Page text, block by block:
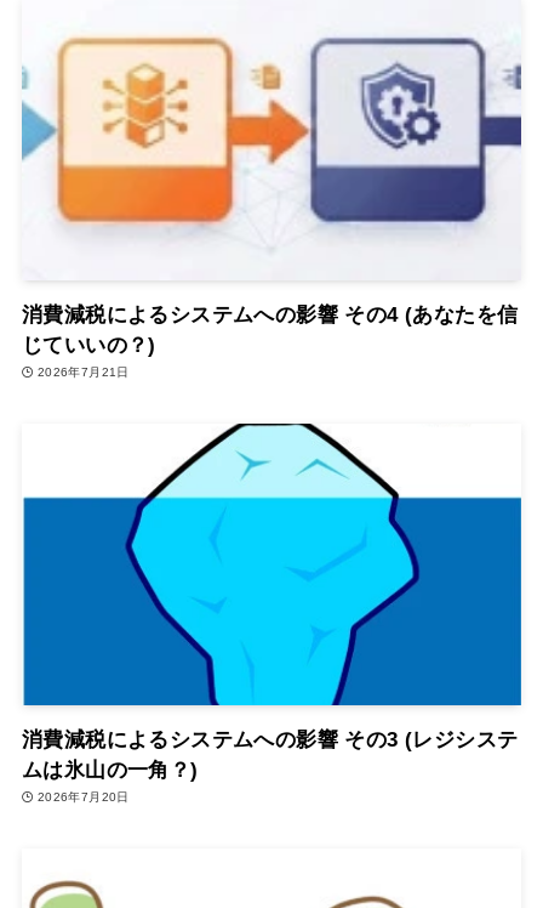
消費減税によるシステムへの影響 その4 (あなたを信
じていいの？)
2026年7月21日
消費減税によるシステムへの影響 その3 (レジシステ
ムは氷山の一角？)
2026年7月20日